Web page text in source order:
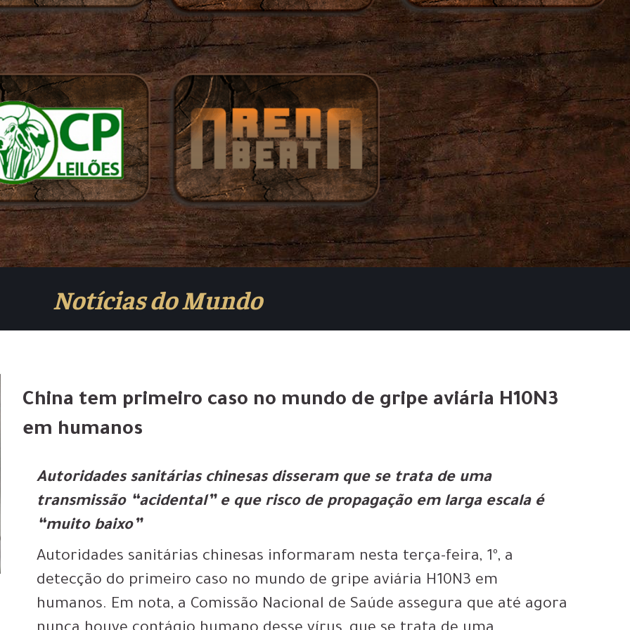
Notícias do Mundo
China tem primeiro caso no mundo de gripe aviária H10N3
em humanos
Autoridades sanitárias chinesas disseram que se trata de uma
transmissão “acidental” e que risco de propagação em larga escala é
“muito baixo”
Autoridades sanitárias chinesas informaram nesta terça-feira, 1º, a
detecção do primeiro caso no mundo de gripe aviária H10N3 em
humanos. Em nota, a Comissão Nacional de Saúde assegura que até agora